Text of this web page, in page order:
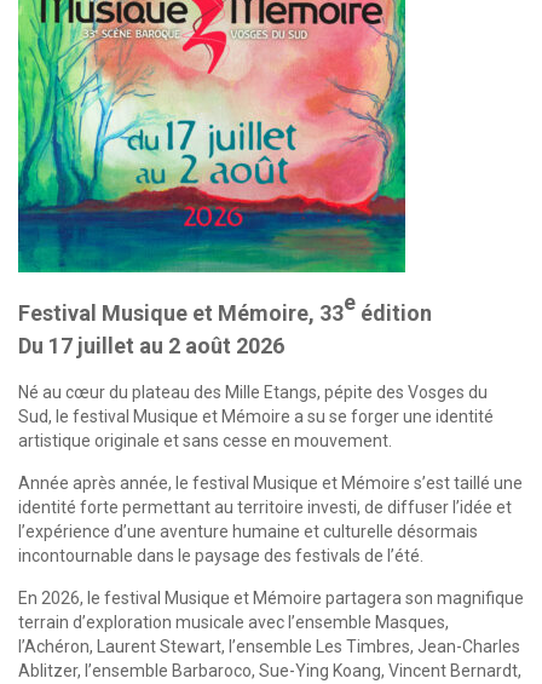
Festival Musique et Mémoire, 33e édition
Du 17 juillet au 2 août 2026
Né au cœur du plateau des Mille Etangs, pépite des Vosges du
Sud, le festival Musique et Mémoire a su se forger une identité
artistique originale et sans cesse en mouvement.
Année après année, le festival Musique et Mémoire s’est taillé une
identité forte permettant au territoire investi, de diffuser l’idée et
l’expérience d’une aventure humaine et culturelle désormais
incontournable dans le paysage des festivals de l’été.
En 2026, le festival Musique et Mémoire partagera son magnifique
terrain d’exploration musicale avec l’ensemble Masques,
l’Achéron, Laurent Stewart, l’ensemble Les Timbres, Jean-Charles
Ablitzer, l’ensemble Barbaroco, Sue-Ying Koang, Vincent Bernardt,